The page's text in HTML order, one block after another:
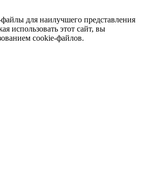
для наилучшего представления
использовать этот сайт, вы
cookie-файлов.